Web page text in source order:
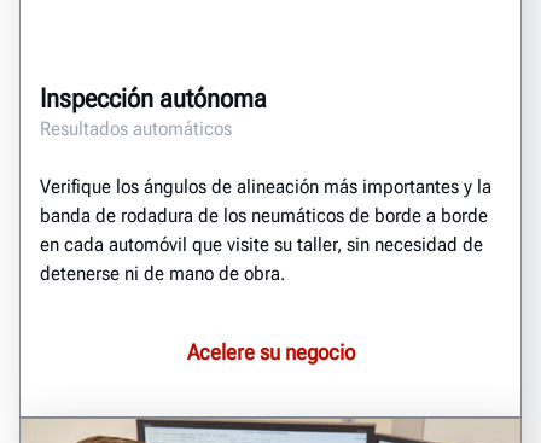
Inspección autónoma
Resultados automáticos
Verifique los ángulos de alineación más importantes y la
banda de rodadura de los neumáticos de borde a borde
en cada automóvil que visite su taller, sin necesidad de
detenerse ni de mano de obra.
Acelere su negocio